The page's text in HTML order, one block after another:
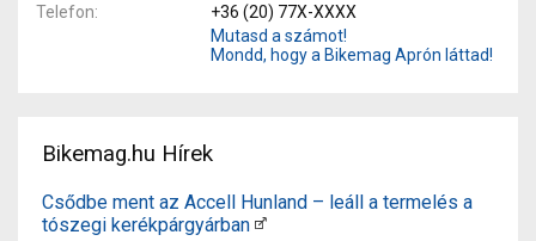
Telefon
+36 (20) 77X-XXXX
Mutasd a számot!
Mondd, hogy a Bikemag Aprón láttad!
Bikemag.hu Hírek
Csődbe ment az Accell Hunland – leáll a termelés a
tószegi kerékpárgyárban